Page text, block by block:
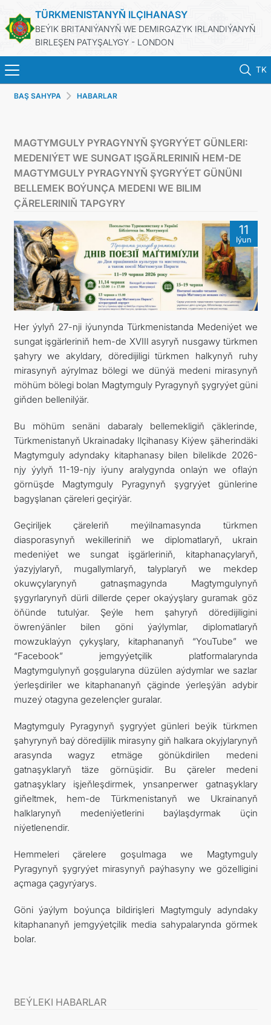
TÜRKMENISTANYŇ ILÇIHANASY
BEÝIK BRITANIÝANYŇ WE DEMIRGAZYK IRLANDIÝANYŇ
BIRLEŞEN PATYŞALYGY - LONDON
TK
BAŞ SAHYPA
TÜRKMENISTAN
KONSULLYK HYZMATLARY
DIM
PEÝDALY SAÝTLAR
ARAGATNAŞYK
BAŞ SAHYPA HABARLAR
MAGTYMGULY PYRAGYNYŇ ŞYGRYÝET GÜNLERI:
MEDENIÝET WE SUNGAT IŞGÄRLERINIŇ HEM-DE
MAGTYMGULY PYRAGYNYŇ ŞYGRYÝET GÜNÜNI
BELLEMEK BOÝUNÇA MEDENI WE BILIM
ÇÄRELERINIŇ TAPGYRY
11
Iýun
Her ýylyň 27-nji iýunynda Türkmenistanda Medeniýet we
sungat işgärleriniň hem-de XVIII asyryň nusgawy türkmen
şahyry we akyldary, döredijiligi türkmen halkynyň ruhy
mirasynyň aýrylmaz bölegi we dünýä medeni mirasynyň
möhüm bölegi bolan Magtymguly Pyragynyň şygryýet güni
giňden bellenilýär.
Bu möhüm senäni dabaraly bellemekligiň çäklerinde,
Türkmenistanyň Ukrainadaky Ilçihanasy Kiýew şäherindäki
Magtymguly adyndaky kitaphanasy bilen bilelikde 2026-
njy ýylyň 11-19-njy iýuny aralygynda onlaýn we oflaýn
görnüşde Magtymguly Pyragynyň şygryýet günlerine
bagyşlanan çäreleri geçirýär.
Geçiriljek çäreleriň meýilnamasynda türkmen
diasporasynyň wekilleriniň we diplomatlaryň, ukrain
medeniýet we sungat işgärleriniň, kitaphanaçylaryň,
ýazyjylaryň, mugallymlaryň, talyplaryň we mekdep
okuwçylarynyň gatnaşmagynda Magtymgulynyň
şygyrlarynyň dürli dillerde çeper okaýyşlary guramak göz
öňünde tutulýar. Şeýle hem şahyryň döredijiligini
öwrenýänler bilen göni ýaýlymlar, diplomatlaryň
mowzuklaýyn çykyşlary, kitaphananyň “YouTube” we
“Facebook” jemgyýetçilik platformalarynda
Magtymgulynyň goşgularyna düzülen aýdymlar we sazlar
ýerleşdiriler we kitaphananyň çäginde ýerleşýän adybir
muzeý otagyna gezelençler guralar.
Magtymguly Pyragynyň şygryýet günleri beýik türkmen
şahyrynyň baý döredijilik mirasyny giň halkara okyjylarynyň
arasynda wagyz etmäge gönükdirilen medeni
gatnaşyklaryň täze görnüşidir. Bu çäreler medeni
gatnaşyklary işjeňleşdirmek, ynsanperwer gatnaşyklary
giňeltmek, hem-de Türkmenistanyň we Ukrainanyň
halklarynyň medeniýetlerini baýlaşdyrmak üçin
niýetlenendir.
Hemmeleri çärelere goşulmaga we Magtymguly
Pyragynyň şygryýet mirasynyň paýhasyny we gözelligini
açmaga çagyrýarys.
Göni ýaýlym boýunça bildirişleri Magtymguly adyndaky
kitaphananyň jemgyýetçilik media sahypalarynda görmek
bolar.
BEÝLEKI HABARLAR